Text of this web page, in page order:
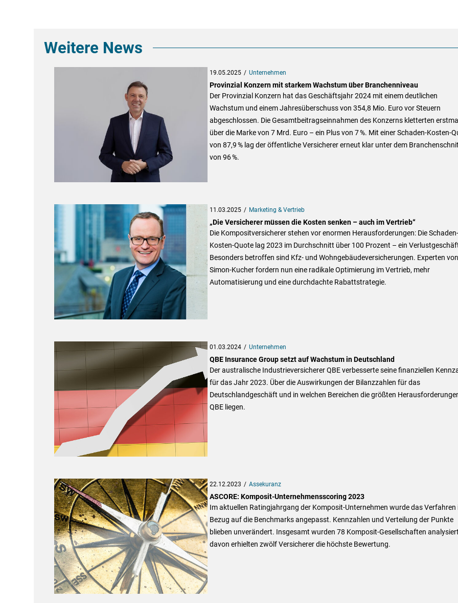
Weitere News
19.05.2025 Unternehmen
Provinzial Konzern mit starkem Wachstum über Branchenniveau
Der Provinzial Konzern hat das Geschäftsjahr 2024 mit einem deutlichen
Wachstum und einem Jahresüberschuss von 354,8 Mio. Euro vor Steuern
abgeschlossen. Die Gesamtbeitragseinnahmen des Konzerns kletterten
über die Marke von 7 Mrd. Euro – ein Plus von 7 %. Mit einer Schaden-Kosten-
von 87,9 % lag der öffentliche Versicherer erneut klar unter dem
von 96 %.
11.03.2025 Marketing & Vertrieb
„Die Versicherer müssen die Kosten senken – auch im Vertrieb“
Die Kompositversicherer stehen vor enormen Herausforderungen: Die Schaden-
Kosten-Quote lag 2023 im Durchschnitt über 100 Prozent – ein
Besonders betroffen sind Kfz- und Wohngebäudeversicherungen. Experten von
Simon-Kucher fordern nun eine radikale Optimierung im Vertrieb, mehr
Automatisierung und eine durchdachte Rabattstrategie.
01.03.2024 Unternehmen
QBE Insurance Group setzt auf Wachstum in Deutschland
Der australische Industrieversicherer QBE verbesserte seine finanziellen
für das Jahr 2023. Über die Auswirkungen der Bilanzzahlen für das
Deutschlandgeschäft und in welchen Bereichen die größten
QBE liegen.
22.12.2023 Assekuranz
ASCORE: Komposit-Unternehmensscoring 2023
Im aktuellen Ratingjahrgang der Komposit-Unternehmen wurde das Verfahren
Bezug auf die Benchmarks angepasst. Kennzahlen und Verteilung der Punkte
blieben unverändert. Insgesamt wurden 78 Komposit-Gesellschaften
davon erhielten zwölf Versicherer die höchste Bewertung.